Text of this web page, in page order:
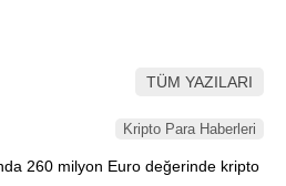
TÜM YAZILARI
Kripto Para Haberleri